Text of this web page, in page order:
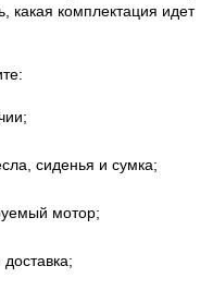
какая комплектация идет
сиденья и сумка;
мотор;